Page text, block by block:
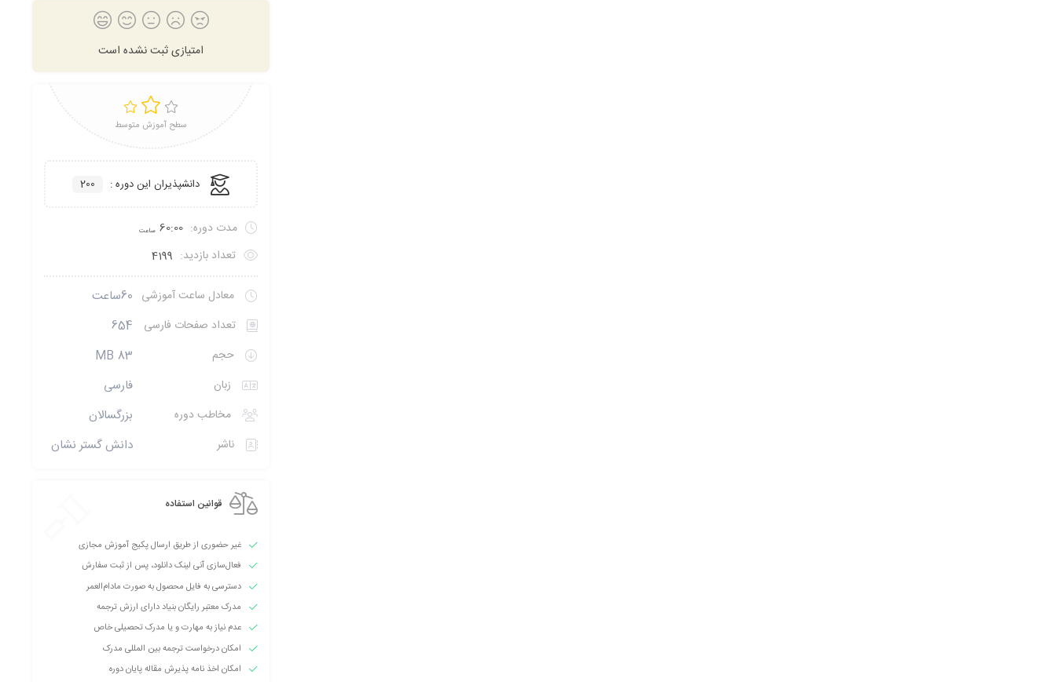
امتیازی ثبت نشده است
سطح آموزش متوسط
دانشپذیران این دوره : 200
مدت دوره: 60:00 ساعت
تعداد بازدید: 4199
معادل ساعت آموزشی 60ساعت
تعداد صفحات فارسی 654
حجم 83 MB
زبان فارسی
مخاطب دوره بزرگسالان
ناشر دانش گستر نشان
قوانین استفاده
غیر حضوری از طریق ارسال پکیج آموزش مجازی
فعال‌سازی آنی لینک دانلود، پس از ثبت سفارش
دسترسی به فایل محصول به صورت مادام‌العمر
مدرک معتبر رایگان بنیاد دارای ارزش ترجمه
عدم نیاز به مهارت و یا مدرک تحصیلی خاص
امکان درخواست ترجمه بین المللی مدرک
امکان اخذ نامه پذیرش مقاله پایان دوره